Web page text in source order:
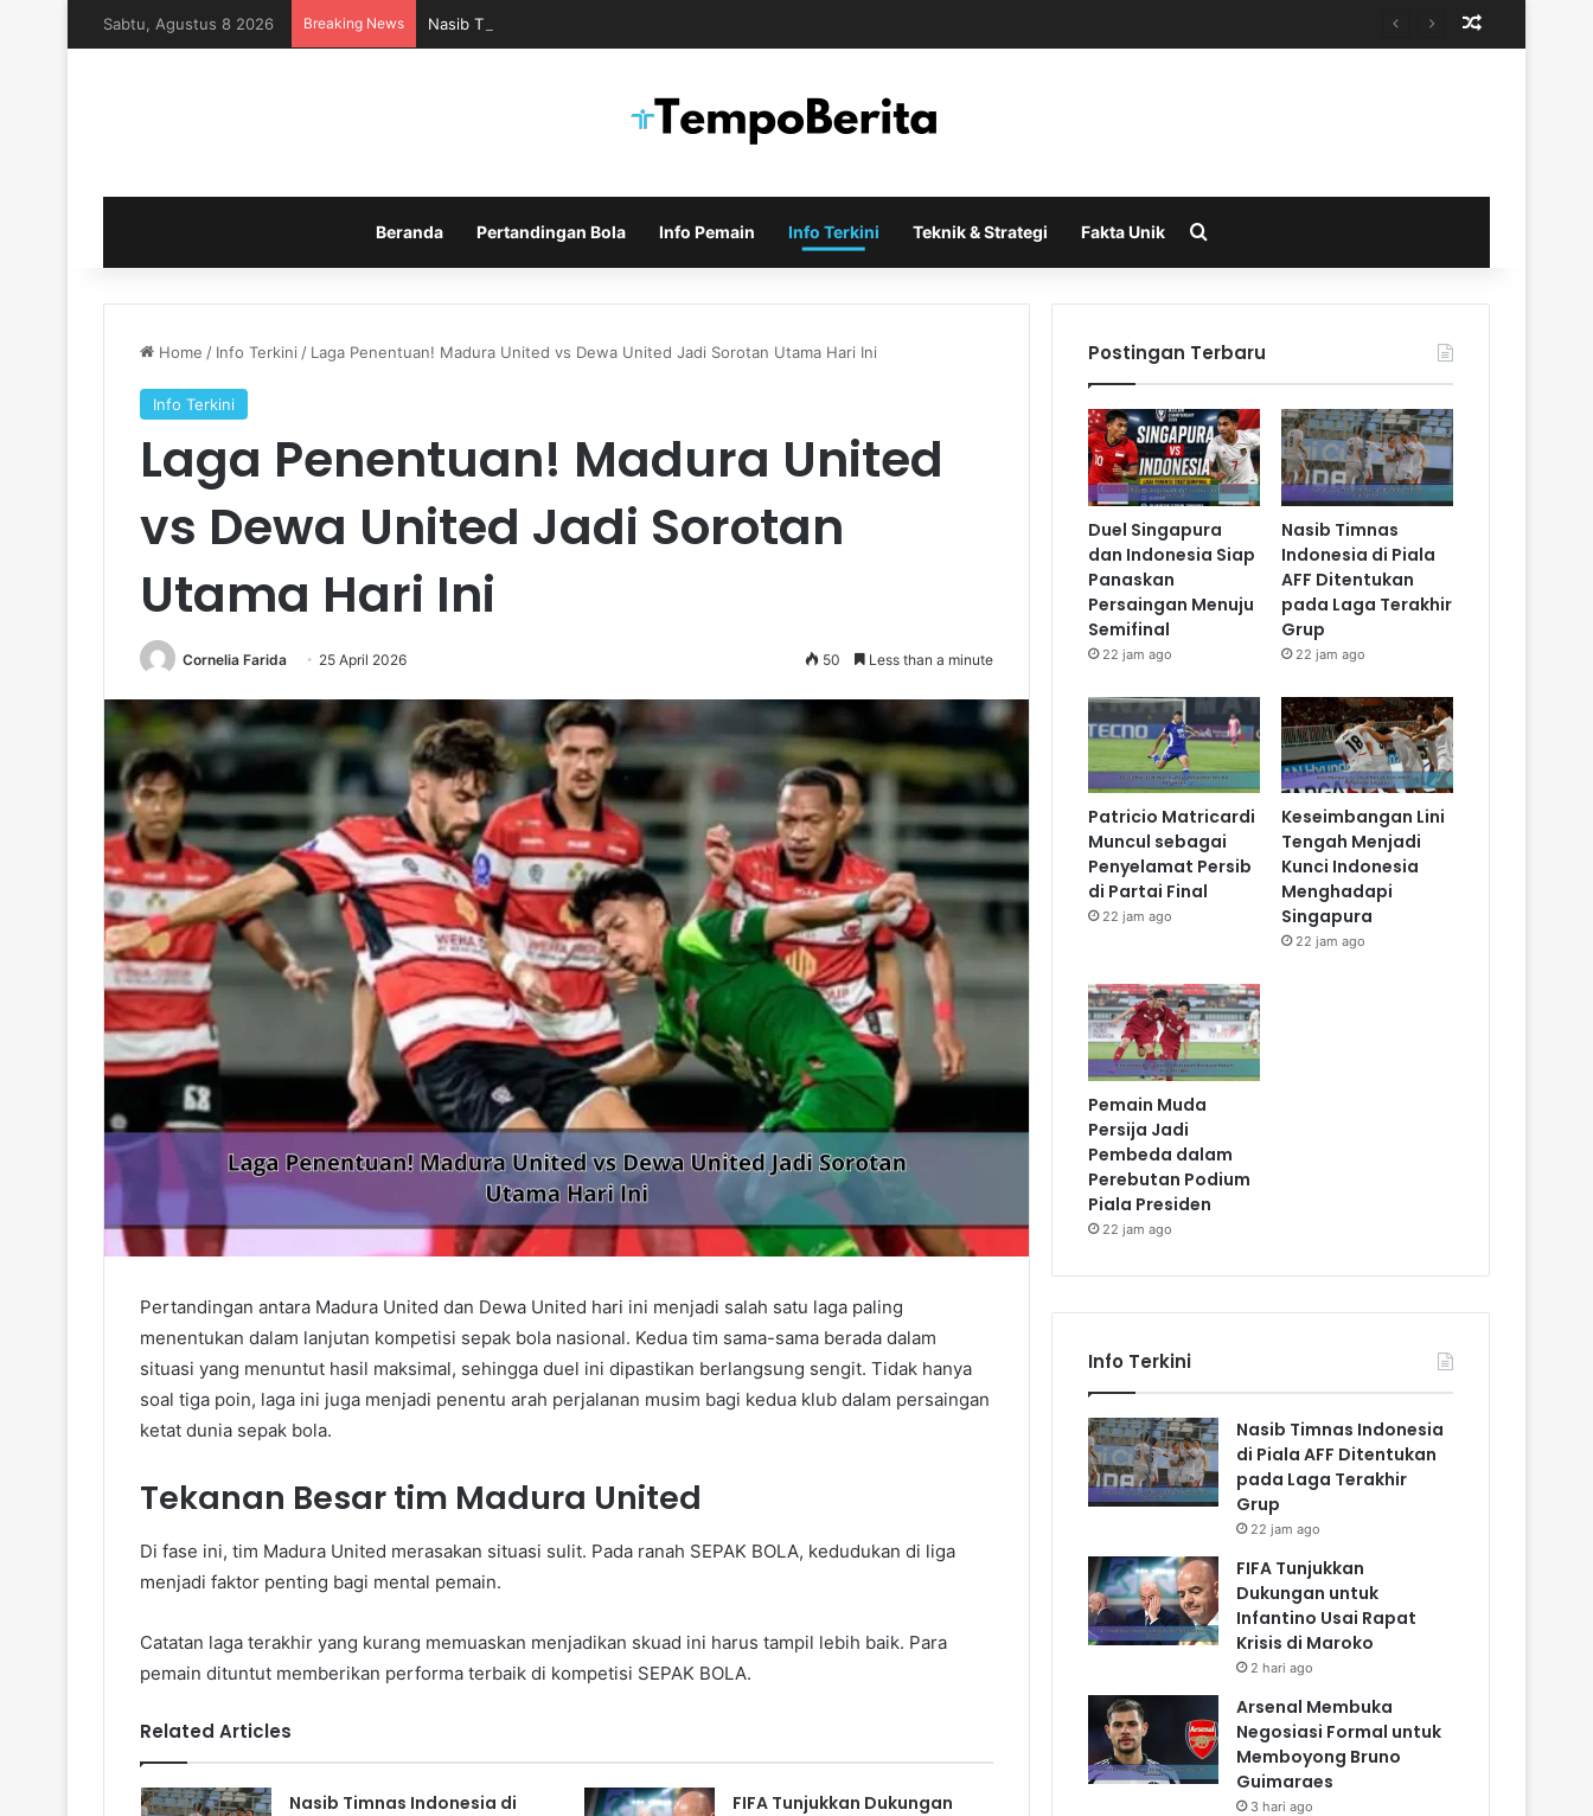
Sabtu, Agustus 8 2026 Breaking News Nasib Timnas Indonesia di Piala AFF Ditentukan pada Laga Terakhir Grup
Beranda Pertandingan Bola Info Pemain Info Terkini Teknik & Strategi Fakta Unik
Home / Info Terkini / Laga Penentuan! Madura United vs Dewa United Jadi Sorotan Utama Hari Ini
Info Terkini
Laga Penentuan! Madura United
vs Dewa United Jadi Sorotan
Utama Hari Ini
Cornelia Farida 25 April 2026 50 Less than a minute
Pertandingan antara Madura United dan Dewa United hari ini menjadi salah satu laga paling
menentukan dalam lanjutan kompetisi sepak bola nasional. Kedua tim sama-sama berada dalam
situasi yang menuntut hasil maksimal, sehingga duel ini dipastikan berlangsung sengit. Tidak hanya
soal tiga poin, laga ini juga menjadi penentu arah perjalanan musim bagi kedua klub dalam persaingan
ketat dunia sepak bola.
Tekanan Besar tim Madura United
Di fase ini, tim Madura United merasakan situasi sulit. Pada ranah SEPAK BOLA, kedudukan di liga
menjadi faktor penting bagi mental pemain.
Catatan laga terakhir yang kurang memuaskan menjadikan skuad ini harus tampil lebih baik. Para
pemain dituntut memberikan performa terbaik di kompetisi SEPAK BOLA.
Related Articles
Nasib Timnas Indonesia di
FIFA Tunjukkan Dukungan
Postingan Terbaru
Duel Singapura
dan Indonesia Siap
Panaskan
Persaingan Menuju
Semifinal
22 jam ago
Nasib Timnas
Indonesia di Piala
AFF Ditentukan
pada Laga Terakhir
Grup
22 jam ago
Patricio Matricardi
Muncul sebagai
Penyelamat Persib
di Partai Final
22 jam ago
Keseimbangan Lini
Tengah Menjadi
Kunci Indonesia
Menghadapi
Singapura
22 jam ago
Pemain Muda
Persija Jadi
Pembeda dalam
Perebutan Podium
Piala Presiden
22 jam ago
Info Terkini
Nasib Timnas Indonesia
di Piala AFF Ditentukan
pada Laga Terakhir
Grup
22 jam ago
FIFA Tunjukkan
Dukungan untuk
Infantino Usai Rapat
Krisis di Maroko
2 hari ago
Arsenal Membuka
Negosiasi Formal untuk
Memboyong Bruno
Guimaraes
3 hari ago